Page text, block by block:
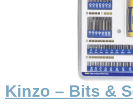
Kinzo – Bits &